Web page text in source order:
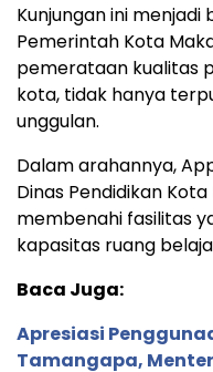
Kunjungan ini
Pemerintah Kota
pemerataan kualitas
kota, tidak hanya
unggulan.
Dalam arahannya,
Dinas Pendidikan
membenahi fasilitas
kapasitas ruang
Baca Juga:
Apresiasi
Tamangapa,